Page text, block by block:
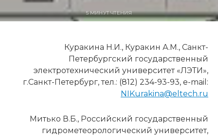
5 МИНУТ ЧТЕНИЯ
Куракина Н.И., Куракин А.М., Санкт-
Петербургский государственный
электротехнический университет «ЛЭТИ»,
г.Санкт-Петербург, тел.: (812) 234-93-93, e-mail:
NIKurakina@eltech.ru
Митько В.Б., Российский государственный
гидрометеорологический университет,